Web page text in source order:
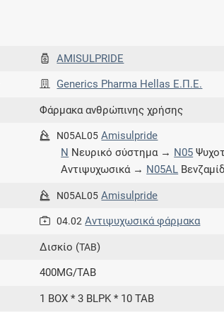
επιπλέον παροχές των
Ενδείξεις και
νόσους, συμπτώματα και
AMISULPRIDE
Generics Pharma Hellas Ε.Π.Ε.
Φάρμακα ανθρώπινης χρήσης
N05AL05 Amisulpride
N Νευρικό σύστημα → N05
Αντιψυχωσικά → N05AL
N05AL05 Amisulpride
04.02 Αντιψυχωσικά φάρμακα
Δισκίο (TAB)
400MG/TAB
1 BOX * 3 BLPK * 10 TAB